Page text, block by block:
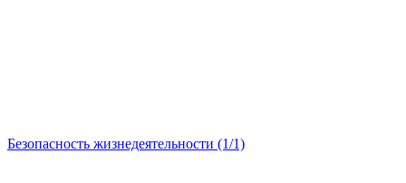
Безопасность жизнедеятельности (1/1)